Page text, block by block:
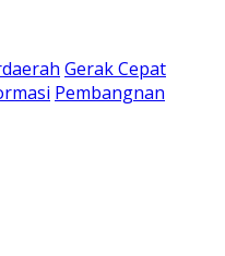
Gerak Cepat
Pembangnan